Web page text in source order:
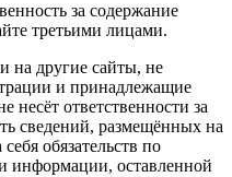
за содержание
третьими лицами.
на другие сайты, не
и принадлежащие
ответственности за
сведений, размещённых на
обязательств по
информации, оставленной